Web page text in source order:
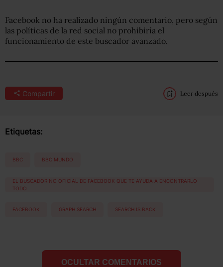
Facebook no ha realizado ningún comentario, pero según
las políticas de la red social no prohibiría el
funcionamiento de este buscador avanzado.
Compartir Leer después
Etiquetas:
BBC BBC MUNDO
EL BUSCADOR NO OFICIAL DE FACEBOOK QUE TE AYUDA A ENCONTRARLO
TODO
FACEBOOK GRAPH SEARCH SEARCH IS BACK
OCULTAR COMENTARIOS